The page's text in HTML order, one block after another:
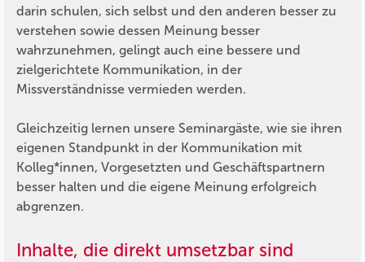
darin schulen, sich selbst und den anderen besser zu
verstehen sowie dessen Meinung besser
wahrzunehmen, gelingt auch eine bessere und
zielgerichtete Kommunikation, in der
Missverständnisse vermieden werden.
Gleichzeitig lernen unsere Seminargäste, wie sie ihren
eigenen Standpunkt in der Kommunikation mit
Kolleg*innen, Vorgesetzten und Geschäftspartnern
besser halten und die eigene Meinung erfolgreich
abgrenzen.
Inhalte, die direkt umsetzbar sind